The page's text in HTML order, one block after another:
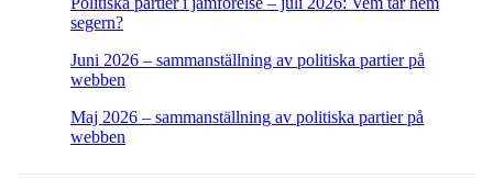
segern?
Juni 2026 – sammanställning av politiska partier på
webben
Maj 2026 – sammanställning av politiska partier på
webben